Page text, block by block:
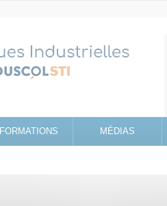
FORMATIONS MÉDIAS